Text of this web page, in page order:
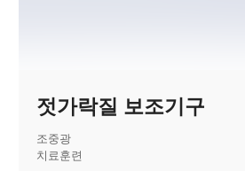
젓가락질 보조기구
조중광
치료훈련